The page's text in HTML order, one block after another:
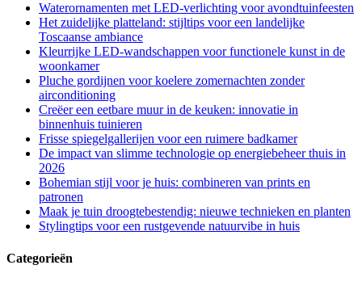
Waterornamenten met LED-verlichting voor avondtuinfeesten
Het zuidelijke platteland: stijltips voor een landelijke
Toscaanse ambiance
Kleurrijke LED-wandschappen voor functionele kunst in de
woonkamer
Pluche gordijnen voor koelere zomernachten zonder
airconditioning
Creëer een eetbare muur in de keuken: innovatie in
binnenhuis tuinieren
Frisse spiegelgallerijen voor een ruimere badkamer
De impact van slimme technologie op energiebeheer thuis in
2026
Bohemian stijl voor je huis: combineren van prints en
patronen
Maak je tuin droogtebestendig: nieuwe technieken en planten
Stylingtips voor een rustgevende natuurvibe in huis
Categorieën